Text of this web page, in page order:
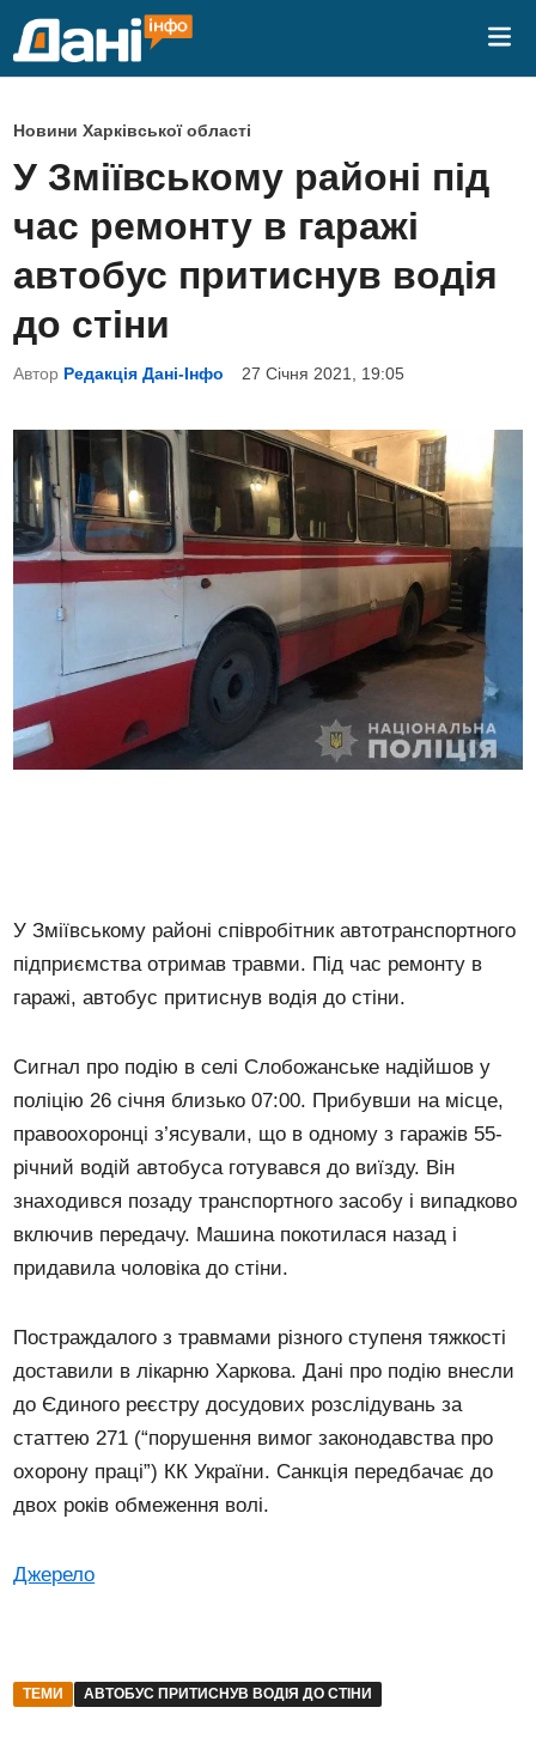
P
o
s
t
e
d
i
n
Новини Харківської області
У Зміївському районі під
час ремонту в гаражі
автобус притиснув водія
до стіни
Автор Редакція Дані-Інфо 27 Січня 2021, 19:05
У Зміївському районі співробітник автотранспортного
підприємства отримав травми. Під час ремонту в
гаражі, автобус притиснув водія до стіни.
Сигнал про подію в селі Слобожанське надійшов у
поліцію 26 січня близько 07:00. Прибувши на місце,
правоохоронці з’ясували, що в одному з гаражів 55-
річний водій автобуса готувався до виїзду. Він
знаходився позаду транспортного засобу і випадково
включив передачу. Машина покотилася назад і
придавила чоловіка до стіни.
Постраждалого з травмами різного ступеня тяжкості
доставили в лікарню Харкова. Дані про подію внесли
до Єдиного реєстру досудових розслідувань за
статтею 271 (“порушення вимог законодавства про
охорону праці”) КК України. Санкція передбачає до
двох років обмеження волі.
Джерело
ТЕМИ АВТОБУС ПРИТИСНУВ ВОДІЯ ДО СТІНИ